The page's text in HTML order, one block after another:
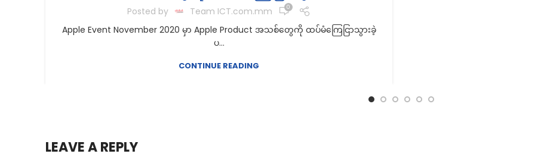
Posted by Team ICT.com.mm 0
Apple Event November 2020 မှာ Apple Product အသစ်တွေကို ထပ်မံကြေငြာသွားခဲ့
ပ...
CONTINUE READING
LEAVE A REPLY